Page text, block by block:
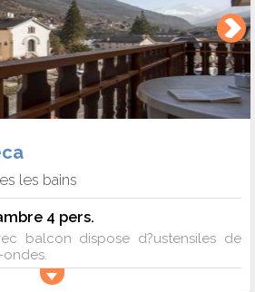
les bains
4 pers.
balcon dispose d?ustensiles de